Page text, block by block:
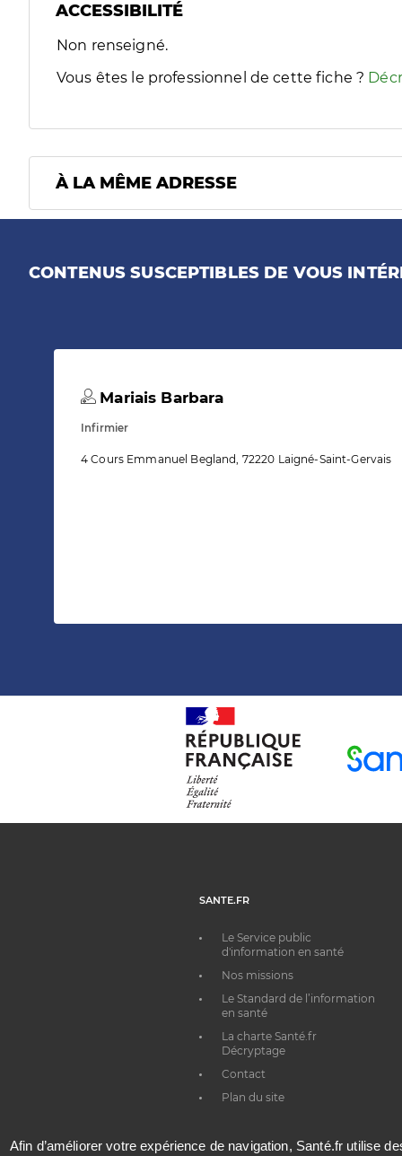
ACCESSIBILITÉ
Filtres
Sélectionnez un ou plusieurs handicaps/besoins
Non renseigné.
Vous êtes le professionnel de cette fiche ?
À LA MÊME ADRESSE
CONTENUS SUSCEPTIBLES DE VOUS
Mariais Barbara
Infirmier
4 Cours Emmanuel Begland, 72220 Laigné-Saint-Gervais
SANTE.FR
Le Service public
d'information en santé
Nos missions
Le Standard de l’information
en santé
La charte Santé.fr
Décryptage
Contact
Plan du site
Afin d’améliorer votre expérience de navigation, Santé.fr utilise